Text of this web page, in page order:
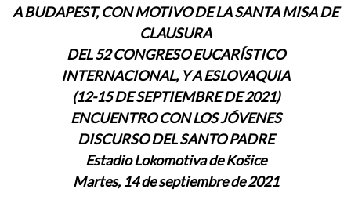
A BUDAPEST, CON MOTIVO DE LA SANTA MISA DE
CLAUSURA
DEL 52 CONGRESO EUCARÍSTICO
INTERNACIONAL, Y A ESLOVAQUIA
(12-15 DE SEPTIEMBRE DE 2021)
ENCUENTRO CON LOS JÓVENES
DISCURSO DEL SANTO PADRE
Estadio Lokomotiva de Košice
Martes, 14 de septiembre de 2021